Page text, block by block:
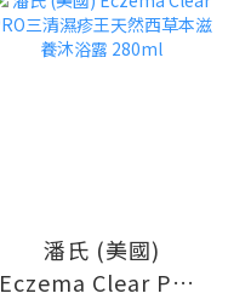
潘氏 (美國)
Eczema Clear PRO